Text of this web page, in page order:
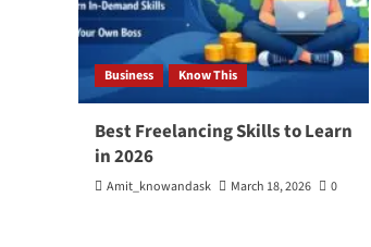
Business Know This
Best Freelancing Skills to Learn
in 2026
Amit_knowandask March 18, 2026 0